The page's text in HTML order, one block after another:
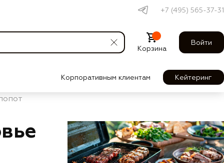
+7 (495) 565-37-31
Корзина
Войти
Корпоративным клиентам Кейтеринг